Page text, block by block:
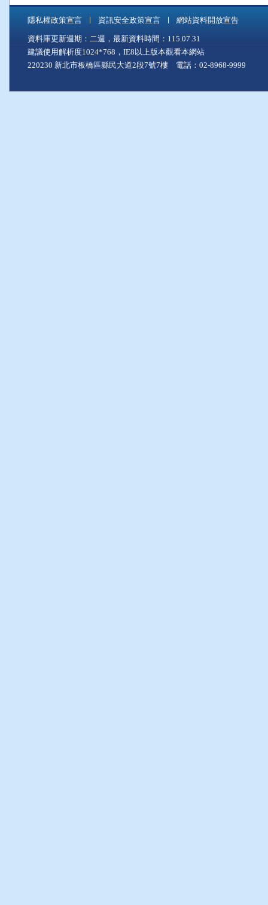
隱私權政策宣言 資訊安全政策宣言 網站資料開放宣告
資料庫更新週期：二週，最新資料時間：115.07.31
建議使用解析度1024*768，IE8以上版本觀看本網站
220230 新北市板橋區縣民大道2段7號7樓 電話：02-8968-9999